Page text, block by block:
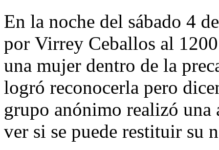
En la noche del sábado 4
por Virrey Ceballos al
una mujer dentro de la
logró reconocerla pero
grupo anónimo realizó
ver si se puede restituir su